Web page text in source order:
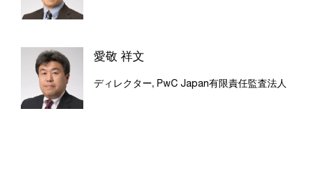
愛敬 祥文
ディレクター, PwC Japan有限責任監査法人